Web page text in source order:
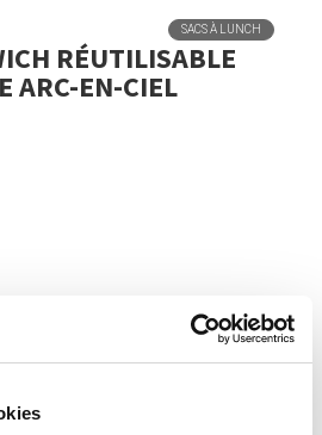
SACS À LUNCH
RÉUTILISABLE
ARC-EN-CIEL